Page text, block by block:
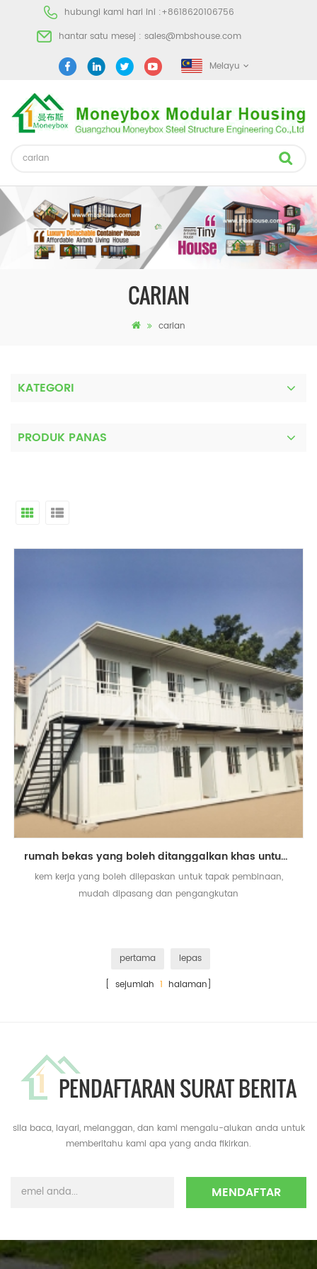
hubungi kami hari ini :+8618620106756
hantar satu mesej : sales@mbshouse.com
Melayu
CARIAN
carian
KATEGORI
PRODUK PANAS
rumah bekas yang boleh ditanggalkan khas untuk kem kerja
kem kerja yang boleh dilepaskan untuk tapak pembinaan,
mudah dipasang dan pengangkutan
pertama
lepas
[ sejumlah 1 halaman]
PENDAFTARAN SURAT BERITA
sila baca, layari, melanggan, dan kami mengalu-alukan anda untuk
memberitahu kami apa yang anda fikirkan.